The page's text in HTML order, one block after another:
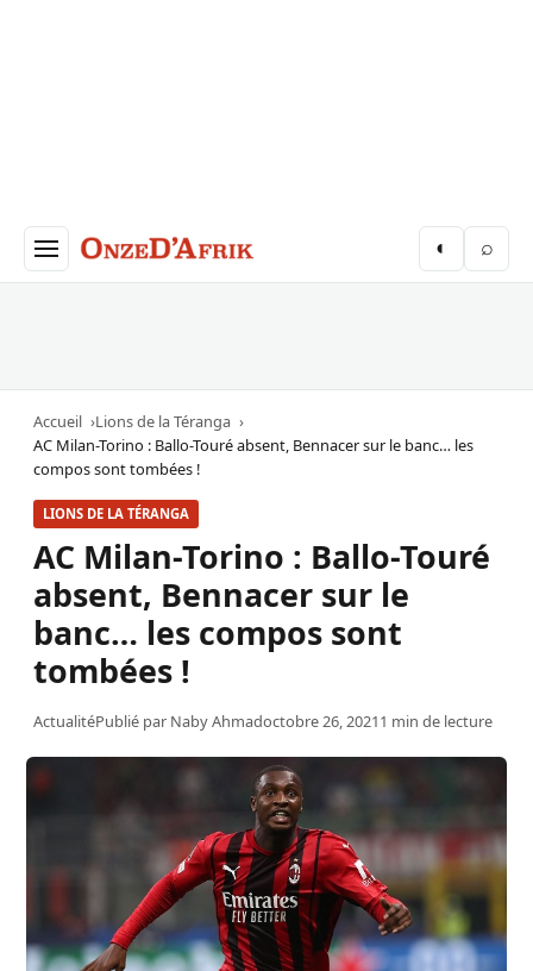
Aller au contenu principal
◐ ⌕
Accueil
Lions de la Téranga
AC Milan-Torino : Ballo-Touré absent, Bennacer sur le banc… les
compos sont tombées !
LIONS DE LA TÉRANGA
AC Milan-Torino : Ballo-Touré
absent, Bennacer sur le
banc… les compos sont
tombées !
ActualitéPublié par Naby Ahmadoctobre 26, 20211 min de lecture